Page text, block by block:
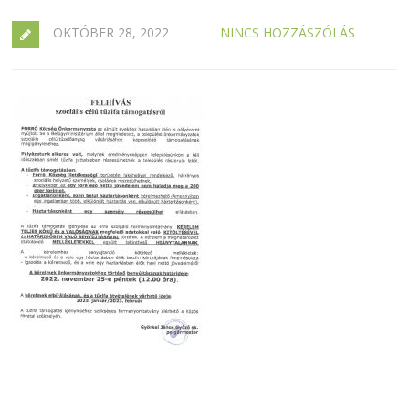
OKTÓBER 28, 2022 NINCS HOZZÁSZÓLÁS